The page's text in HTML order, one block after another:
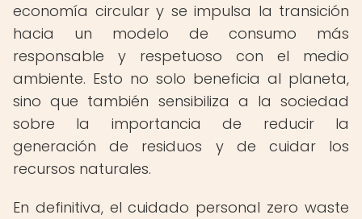
economía circular y se impulsa la transición
hacia un modelo de consumo más
responsable y respetuoso con el medio
ambiente. Esto no solo beneficia al planeta,
sino que también sensibiliza a la sociedad
sobre la importancia de reducir la
generación de residuos y de cuidar los
recursos naturales.
En definitiva, el cuidado personal zero waste